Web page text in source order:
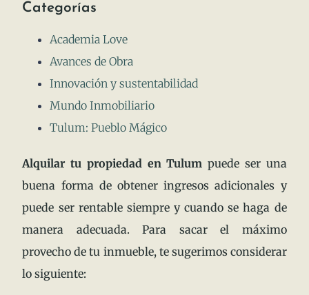
Categorías
Academia Love
Avances de Obra
Innovación y sustentabilidad
Mundo Inmobiliario
Tulum: Pueblo Mágico
Alquilar tu propiedad en Tulum puede ser una
buena forma de obtener ingresos adicionales y
puede ser rentable siempre y cuando se haga de
manera adecuada. Para sacar el máximo
provecho de tu inmueble, te sugerimos considerar
lo siguiente: